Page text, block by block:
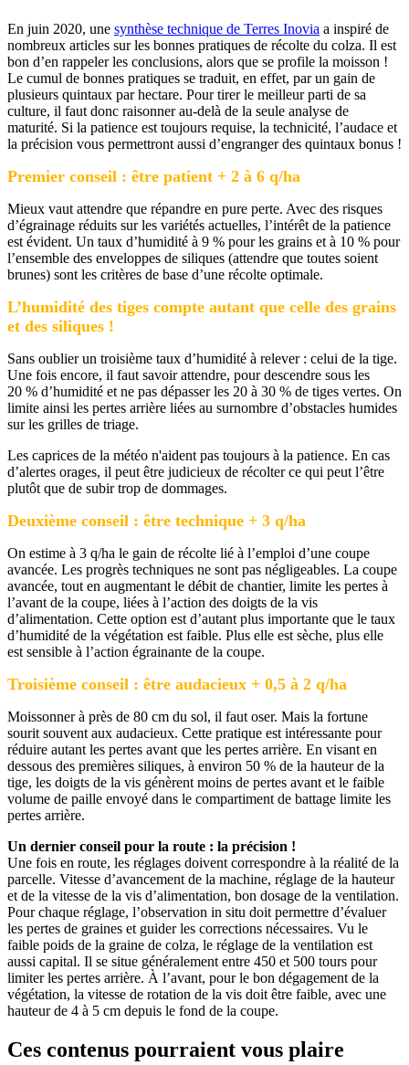
En juin 2020, une synthèse technique de Terres Inovia a inspiré de
nombreux articles sur les bonnes pratiques de récolte du colza. Il est
bon d’en rappeler les conclusions, alors que se profile la moisson !
Le cumul de bonnes pratiques se traduit, en effet, par un gain de
plusieurs quintaux par hectare. Pour tirer le meilleur parti de sa
culture, il faut donc raisonner au-delà de la seule analyse de
maturité. Si la patience est toujours requise, la technicité, l’audace et
la précision vous permettront aussi d’engranger des quintaux bonus !
Premier conseil : être patient + 2 à 6 q/ha
Mieux vaut attendre que répandre en pure perte. Avec des risques
d’égrainage réduits sur les variétés actuelles, l’intérêt de la patience
est évident. Un taux d’humidité à 9 % pour les grains et à 10 % pour
l’ensemble des enveloppes de siliques (attendre que toutes soient
brunes) sont les critères de base d’une récolte optimale.
L’humidité des tiges compte autant que celle des grains
et des siliques !
Sans oublier un troisième taux d’humidité à relever : celui de la tige.
Une fois encore, il faut savoir attendre, pour descendre sous les
20 % d’humidité et ne pas dépasser les 20 à 30 % de tiges vertes. On
limite ainsi les pertes arrière liées au surnombre d’obstacles humides
sur les grilles de triage.
Les caprices de la météo n'aident pas toujours à la patience. En cas
d’alertes orages, il peut être judicieux de récolter ce qui peut l’être
plutôt que de subir trop de dommages.
Deuxième conseil : être technique + 3 q/ha
On estime à 3 q/ha le gain de récolte lié à l’emploi d’une coupe
avancée. Les progrès techniques ne sont pas négligeables. La coupe
avancée, tout en augmentant le débit de chantier, limite les pertes à
l’avant de la coupe, liées à l’action des doigts de la vis
d’alimentation. Cette option est d’autant plus importante que le taux
d’humidité de la végétation est faible. Plus elle est sèche, plus elle
est sensible à l’action égrainante de la coupe.
Troisième conseil : être audacieux + 0,5 à 2 q/ha
Moissonner à près de 80 cm du sol, il faut oser. Mais la fortune
sourit souvent aux audacieux. Cette pratique est intéressante pour
réduire autant les pertes avant que les pertes arrière. En visant en
dessous des premières siliques, à environ 50 % de la hauteur de la
tige, les doigts de la vis génèrent moins de pertes avant et le faible
volume de paille envoyé dans le compartiment de battage limite les
pertes arrière.
Un dernier conseil pour la route : la précision !
Une fois en route, les réglages doivent correspondre à la réalité de la
parcelle. Vitesse d’avancement de la machine, réglage de la hauteur
et de la vitesse de la vis d’alimentation, bon dosage de la ventilation.
Pour chaque réglage, l’observation in situ doit permettre d’évaluer
les pertes de graines et guider les corrections nécessaires. Vu le
faible poids de la graine de colza, le réglage de la ventilation est
aussi capital. Il se situe généralement entre 450 et 500 tours pour
limiter les pertes arrière. À l’avant, pour le bon dégagement de la
végétation, la vitesse de rotation de la vis doit être faible, avec une
hauteur de 4 à 5 cm depuis le fond de la coupe.
Ces contenus pourraient vous plaire